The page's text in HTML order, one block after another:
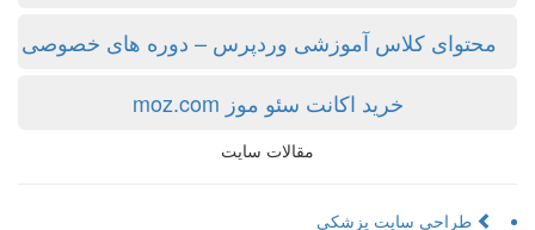
محتوای کلاس آموزشی وردپرس – دوره های خصوصی
خرید اکانت سئو موز moz.com
مقالات سایت
طراحی سایت پزشکی